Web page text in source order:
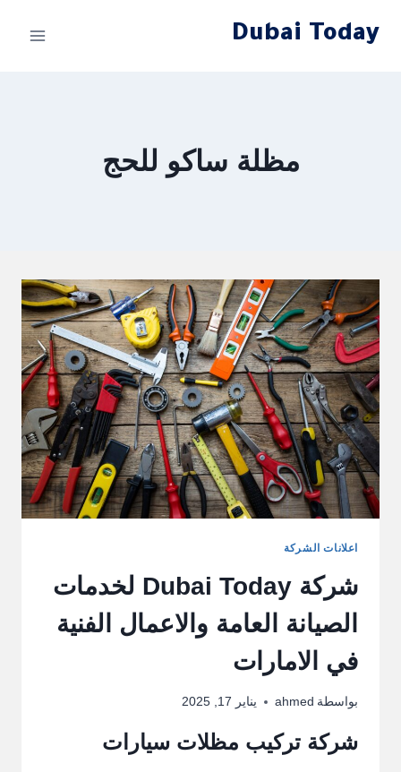
Dubai Today
مظلة ساكو للحج
اعلانات الشركة
شركة Dubai Today لخدمات
الصيانة العامة والاعمال الفنية
في الامارات
بواسطة ahmed يناير 17, 2025
شركة تركيب مظلات سيارات